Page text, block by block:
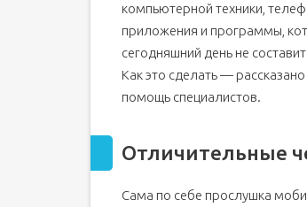
Спрятать номер
Узнать мощность сигнала и
Как узнать, что телефон
USSD-команды
компьютерной техники,
приложения и программы,
сегодняшний день не
Как это сделать —
помощь специалистов.
Отличительные
Сама по себе прослушка